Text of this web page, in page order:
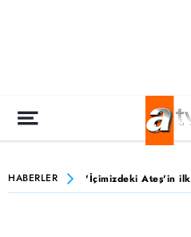
HABERLER 'İçimizdeki Ateş'in ilk